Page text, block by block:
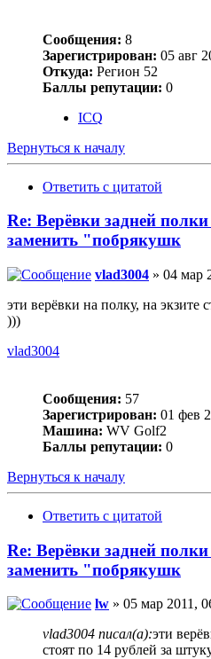
Сообщения: 8
Зарегистрирован: 05 авг
Откуда: Регион 52
Баллы репутации: 0
ICQ
Вернуться к началу
Ответить с цитатой
Re: Верёвки задней
заменить "побрякушк
vlad3004 » 04 мар
эти верёвки на полку, на экзите
)))
vlad3004
Сообщения: 57
Зарегистрирован: 01 фев
Машина: WV Golf2
Баллы репутации: 0
Вернуться к началу
Ответить с цитатой
Re: Верёвки задней
заменить "побрякушк
lw » 05 мар 2011,
vlad3004 писал(а):эти
стоят по 14 рублей за